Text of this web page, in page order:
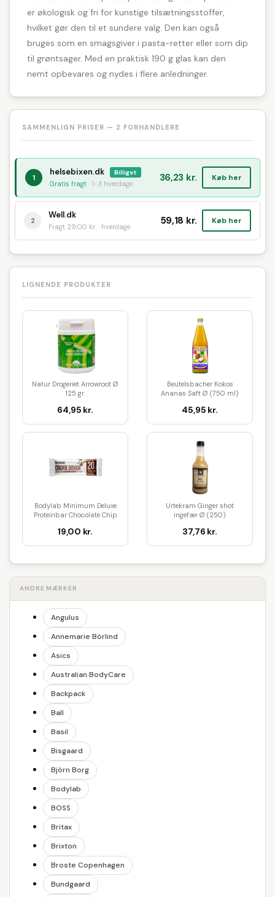
er økologisk og fri for kunstige tilsætningsstoffer,
hvilket gør den til et sundere valg. Den kan også
bruges som en smagsgiver i pasta-retter eller som dip
til grøntsager. Med en praktisk 190 g glas kan den
nemt opbevares og nydes i flere anledninger.
SAMMENLIGN PRISER — 2 FORHANDLERE
1
helsebixen.dk Billigst
Gratis fragt · 1-3 hverdage 36,23 kr. Køb her
2
Well.dk
Fragt 29,00 kr. · hverdage 59,18 kr. Køb her
LIGNENDE PRODUKTER
Natur Drogeriet Arrowroot Ø
125 gr.
64,95 kr.
Beutelsbacher Kokos
Ananas Saft Ø (750 ml)
45,95 kr.
Bodylab Minimum Deluxe
Proteinbar Chocolate Chip
19,00 kr.
Urtekram Ginger shot
ingefær Ø (250)
37,76 kr.
ANDRE MÆRKER
Angulus
Annemarie Börlind
Asics
Australian BodyCare
Backpack
Ball
Basil
Bisgaard
Björn Borg
Bodylab
BOSS
Britax
Brixton
Broste Copenhagen
Bundgaard